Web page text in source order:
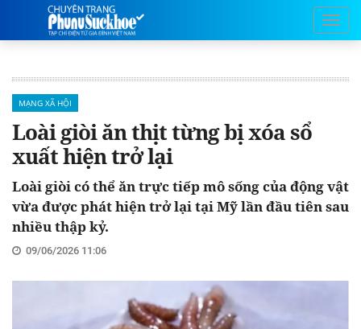
MẠNG XÃ HỘI
Loài giòi ăn thịt từng bị xóa sổ
xuất hiện trở lại
Loài giòi có thể ăn trực tiếp mô sống của động vật
vừa được phát hiện trở lại tại Mỹ lần đầu tiên sau
nhiều thập kỷ.
09/06/2026 11:06